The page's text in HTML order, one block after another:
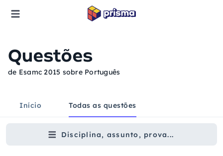
Questões
de Esamc 2015 sobre Português
Início Todas as questões
Disciplina, assunto, prova...